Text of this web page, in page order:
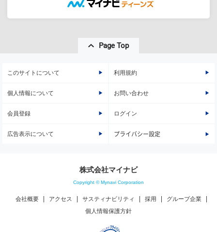
Page Top
このサイトについて 利用規約
個人情報について お問い合わせ
会員登録 ログイン
広告表示について プライバシー設定
株式会社マイナビ
Copyright © Mynavi Corporation
会社概要 アクセス サスティナビリティ 採用
グループ企業
個人情報保護方針